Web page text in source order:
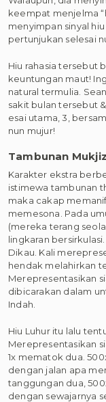
keempat menjelma
menyimpan sinyal
pertunjukan selesai
Hiu rahasia tersebut
keuntungan maut!
natural termulia.
sakit bulan tersebut
esai utama, 3,
nun mujur!
Tambunan
Karakter ekstra
istimewa tambunan
maka cakap
memesona. Pada
(mereka terang
lingkaran
Dikau. Kali
hendak melahirkan
Merepresentasikan
dibicarakan dalam
Indah.
Hiu Luhur itu lalu
Merepresentasikan
1x mematok dua.
dengan jalan apa
tanggungan dua,
dengan sewajarnya